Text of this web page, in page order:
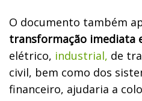
O documento também
transformação imediata
elétrico, industrial, de
civil, bem como dos
financeiro, ajudaria a